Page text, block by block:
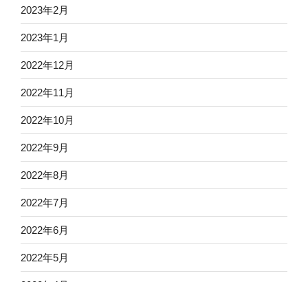
2023年2月
2023年1月
2022年12月
2022年11月
2022年10月
2022年9月
2022年8月
2022年7月
2022年6月
2022年5月